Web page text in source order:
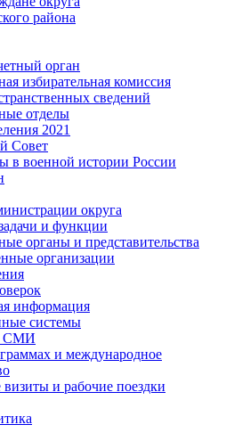
района
орган
избирательная комиссия
сведений
отделы
2021
Совет
в военной истории России
округа
и функции
органы и представительства
организации
информация
системы
СМИ
и международное
и рабочие поездки